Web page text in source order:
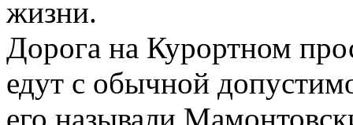
жизни.
Дорога на Курортном
едут с обычной